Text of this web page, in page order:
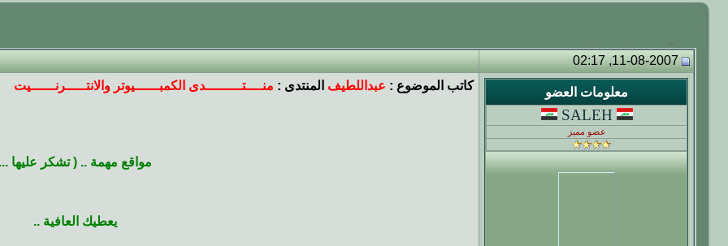
11-08-2007, 02:17
معلومات العضو
عضو مميز
كاتب الموضوع : عبداللطيف المنتدى : منــــتـــــــــدى الكمبــــــيوتر والانتـــــرنــــــيت
مواقع مهمة .. ( تشكر عليها ...
يعطيك العافية ..